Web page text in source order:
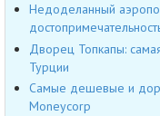
Недоделанный
Дворец Топкапы:
Турции
Самые дешевые и
Moneycorp